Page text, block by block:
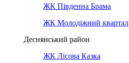
ЖК Південна Брама
ЖК Молодіжний квартал
Деснянський район
ЖК Лісова Казка